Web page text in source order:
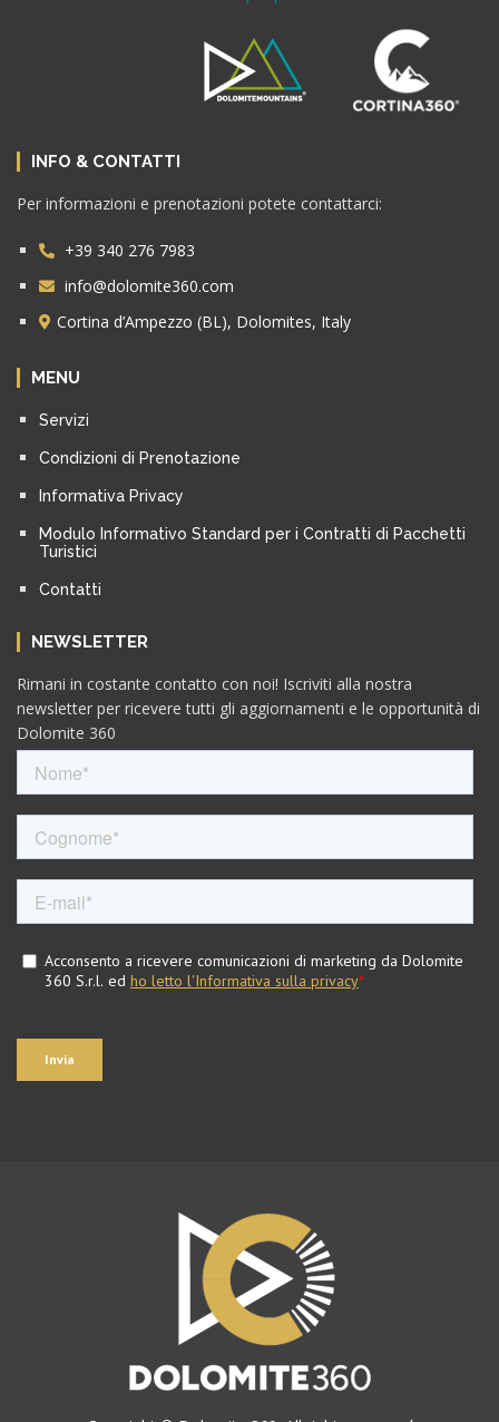
INFO & CONTATTI
Per informazioni e prenotazioni potete contattarci:
+39 340 276 7983
info@dolomite360.com
Cortina d’Ampezzo (BL), Dolomites, Italy
MENU
Servizi
Condizioni di Prenotazione
Informativa Privacy
Modulo Informativo Standard per i Contratti di Pacchetti
Turistici
Contatti
NEWSLETTER
Rimani in costante contatto con noi! Iscriviti alla nostra
newsletter per ricevere tutti gli aggiornamenti e le opportunità di
Dolomite 360